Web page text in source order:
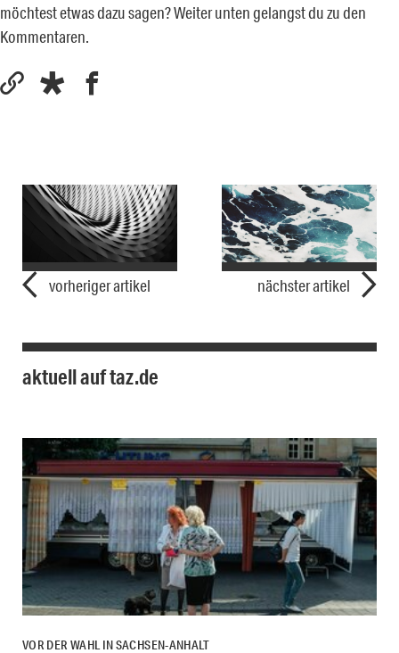
möchtest etwas dazu sagen? Weiter unten gelangst du zu den
Kommentaren.
vorheriger artikel nächster artikel
aktuell auf taz.de
VOR DER WAHL IN SACHSEN-ANHALT